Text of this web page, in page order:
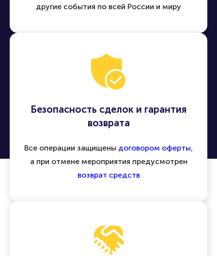
другие события по всей России и миру
Безопасность сделок и гарантия
возврата
Все операции защищены договором оферты,
а при отмене мероприятия предусмотрен
возврат средств